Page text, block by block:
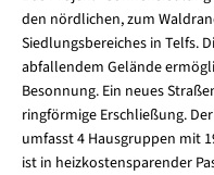
den nördlichen, zum
Siedlungsbereiches in Telfs.
abfallendem Gelände
Besonnung. Ein neues
ringförmige Erschließung.
umfasst 4 Hausgruppen mit
ist in heizkostensparender